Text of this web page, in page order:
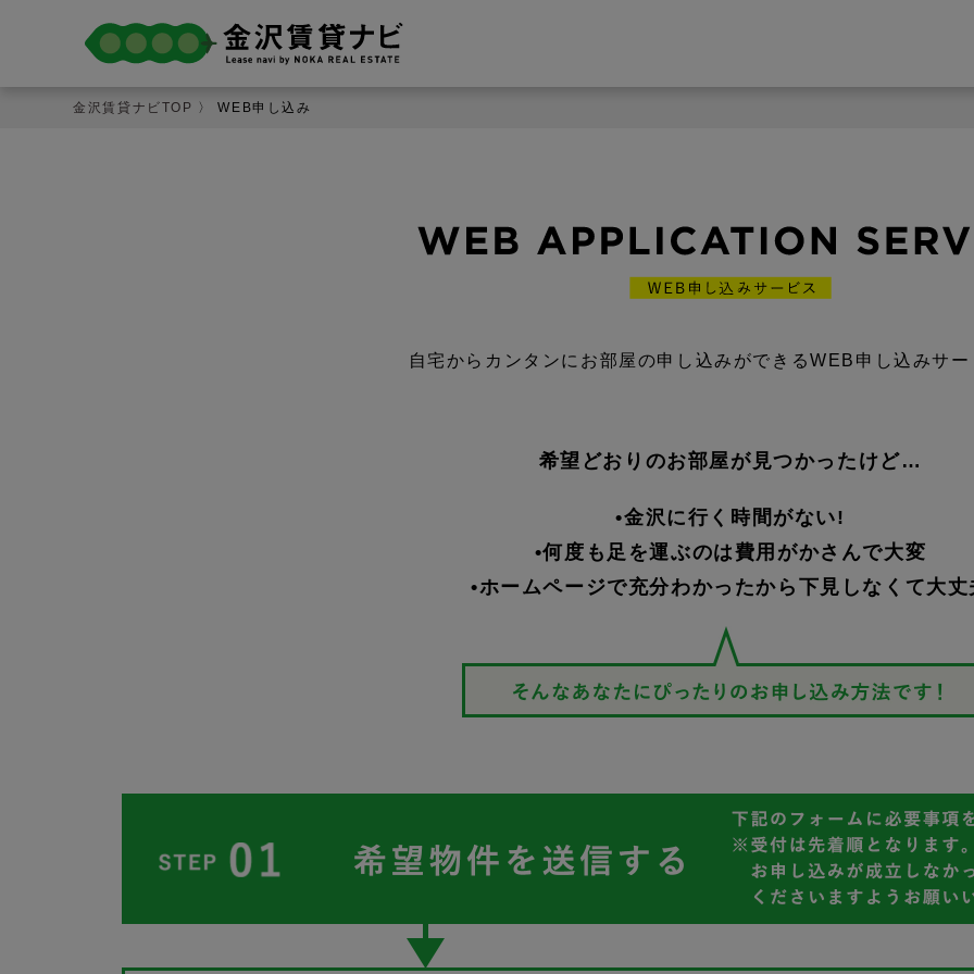
金沢賃貸ナビTOP 〉 WEB申し込み
自宅からカンタンにお部屋の申し込みができるWEB申し込みサ
希望どおりのお部屋が見つかったけど…
•金沢に行く時間がない!
•何度も足を運ぶのは費用がかさんで大変
•ホームページで充分わかったから下見しなくて大丈